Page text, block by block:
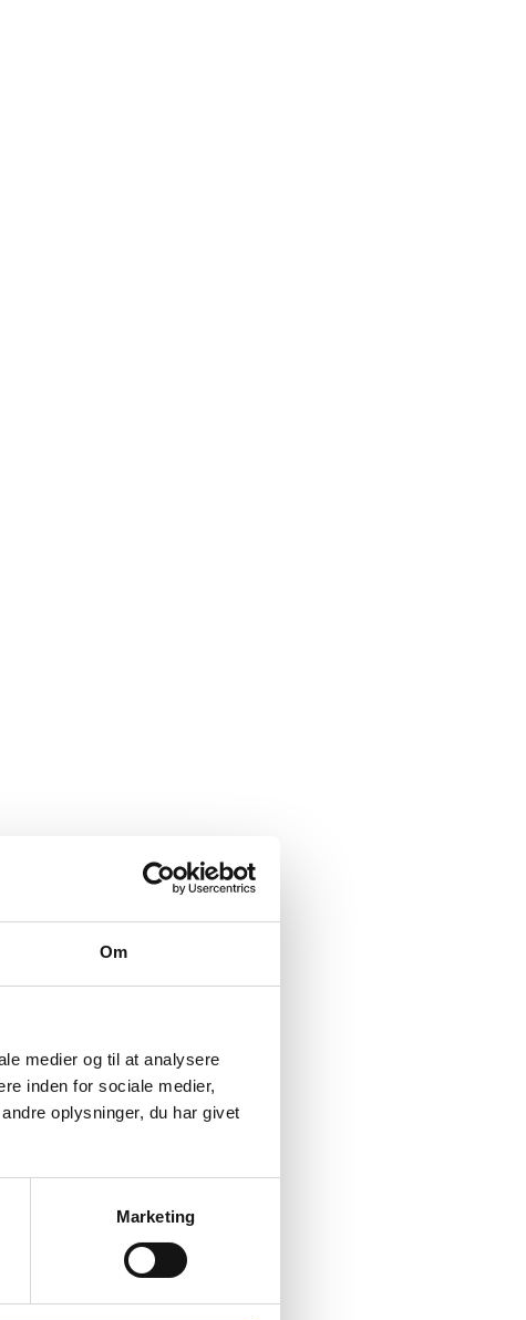
Om
medier og til at analysere
inden for sociale medier,
oplysninger, du har givet
Marketing